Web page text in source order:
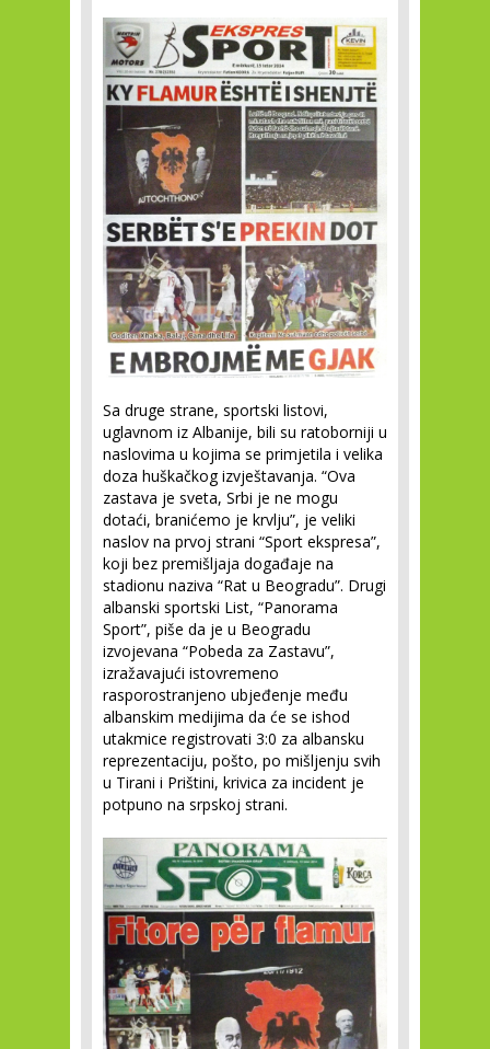
Sa druge strane, sportski listovi,
uglavnom iz Albanije, bili su ratoborniji u
naslovima u kojima se primjetila i velika
doza huškačkog izvještavanja. “Ova
zastava je sveta, Srbi je ne mogu
dotaći, branićemo je krvlju”, je veliki
naslov na prvoj strani “Sport ekspresa”,
koji bez premišljaja događaje na
stadionu naziva “Rat u Beogradu”. Drugi
albanski sportski List, “Panorama
Sport”, piše da je u Beogradu
izvojevana “Pobeda za Zastavu”,
izražavajući istovremeno
rasporostranjeno ubjeđenje među
albanskim medijima da će se ishod
utakmice registrovati 3:0 za albansku
reprezentaciju, pošto, po mišljenju svih
u Tirani i Prištini, krivica za incident je
potpuno na srpskoj strani.